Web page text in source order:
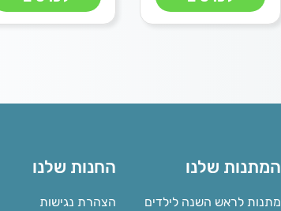
המתנות שלנו
מתנות לראש השנה לילדים
החנות שלנו
הצהרת נגישות